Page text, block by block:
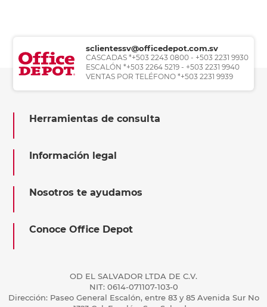
sclientessv@officedepot.com.sv
CASCADAS *+503 2243 0800 - +503 2231 9930
ESCALÓN *+503 2264 5219 - +503 2231 9940
VENTAS POR TELÉFONO *+503 2231 9939
Herramientas de consulta
Información legal
Nosotros te ayudamos
Conoce Office Depot
OD EL SALVADOR LTDA DE C.V.
NIT: 0614-071107-103-0
Dirección: Paseo General Escalón, entre 83 y 85 Avenida Sur No